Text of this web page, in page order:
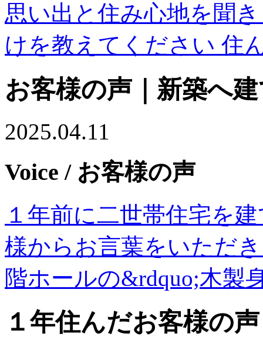
思い出と住み心地を聞
けを教えてください 住
お客様の声｜新築へ
2025.04.11
Voice / お客様の声
１年前に二世帯住宅を
様からお言葉をいただ
階ホールの&rdquo;木製
１年住んだお客様の声